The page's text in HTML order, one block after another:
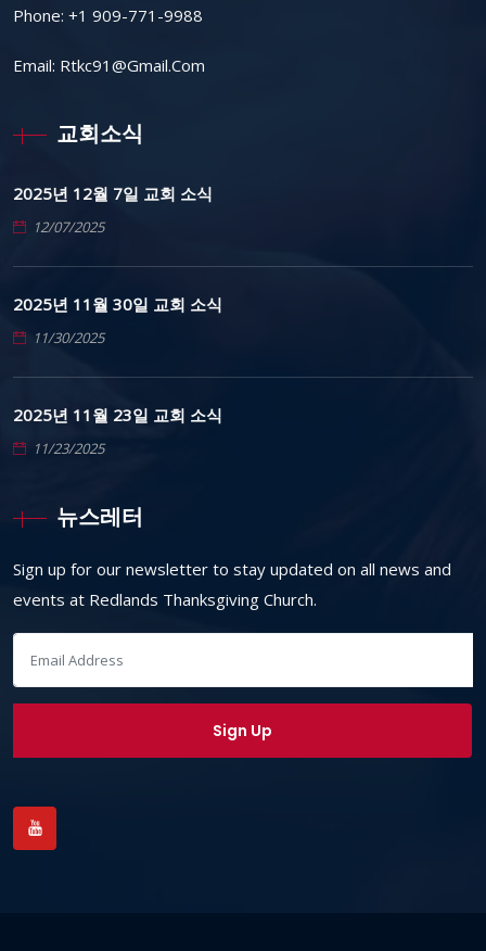
Phone: +1 909-771-9988
Email: Rtkc91@gmail.com
교회소식
2025년 12월 7일 교회 소식
12/07/2025
2025년 11월 30일 교회 소식
11/30/2025
2025년 11월 23일 교회 소식
11/23/2025
뉴스레터
Sign up for our newsletter to stay updated on all news and
events at Redlands Thanksgiving Church.